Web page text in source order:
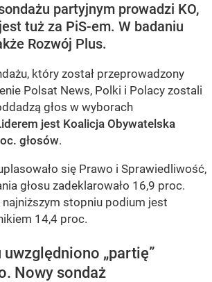
partyjnym prowadzi KO,
tuż za PiS-em. W badaniu
Rozwój Plus.
który został przeprowadzony
Polsat News, Polki i Polacy zostali
głos w wyborach
jest Koalicja Obywatelska
głosów.
się Prawo i Sprawiedliwość,
głosu zadeklarowało 16,9 proc.
najniższym stopniu podium jest
14,4 proc.
„partię”
Nowy sondaż